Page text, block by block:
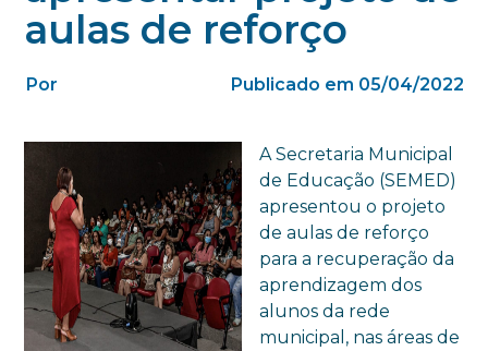
aulas de reforço
Por Publicado em 05/04/2022
A Secretaria Municipal
de Educação (SEMED)
apresentou o projeto
de aulas de reforço
para a recuperação da
aprendizagem dos
alunos da rede
municipal, nas áreas de